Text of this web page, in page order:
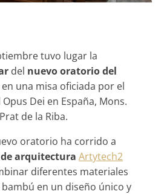
tuvo lugar la
del nuevo oratorio del
en una misa oficiada por el
Dei en España, Mons.
de la Riba.
oratorio ha corrido a
arquitectura Artytech2
diferentes materiales
en un diseño único y